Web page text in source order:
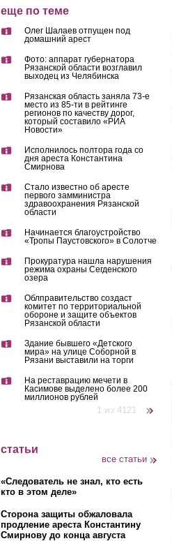
еще по теме
Олег Шалаев отпущен под
домашний арест
Фото: аппарат губернатора
Рязанской области возглавил
выходец из Челябинска
Рязанская область заняла 73-е
место из 85-ти в рейтинге
регионов по качеству дорог,
который составило «РИА
Новости»
Исполнилось полтора года со
дня ареста Константина
Смирнова
Стало известно об аресте
первого замминистра
здравоохранения Рязанской
области
Начинается благоустройство
«Тропы Паустовского» в Солотче
Прокуратура нашла нарушения
режима охраны Сегденского
озера
Облправительство создаст
комитет по территориальной
обороне и защите объектов
Рязанской области
Здание бывшего «Детского
мира» на улице Соборной в
Рязани выставили на торги
На реставрацию мечети в
Касимове выделено более 200
миллионов рублей
1 из 4121
статьи
все статьи
«Следователь не знал, кто есть
кто в этом деле»
Сторона защиты обжаловала
продление ареста Константину
Смирнову до конца августа